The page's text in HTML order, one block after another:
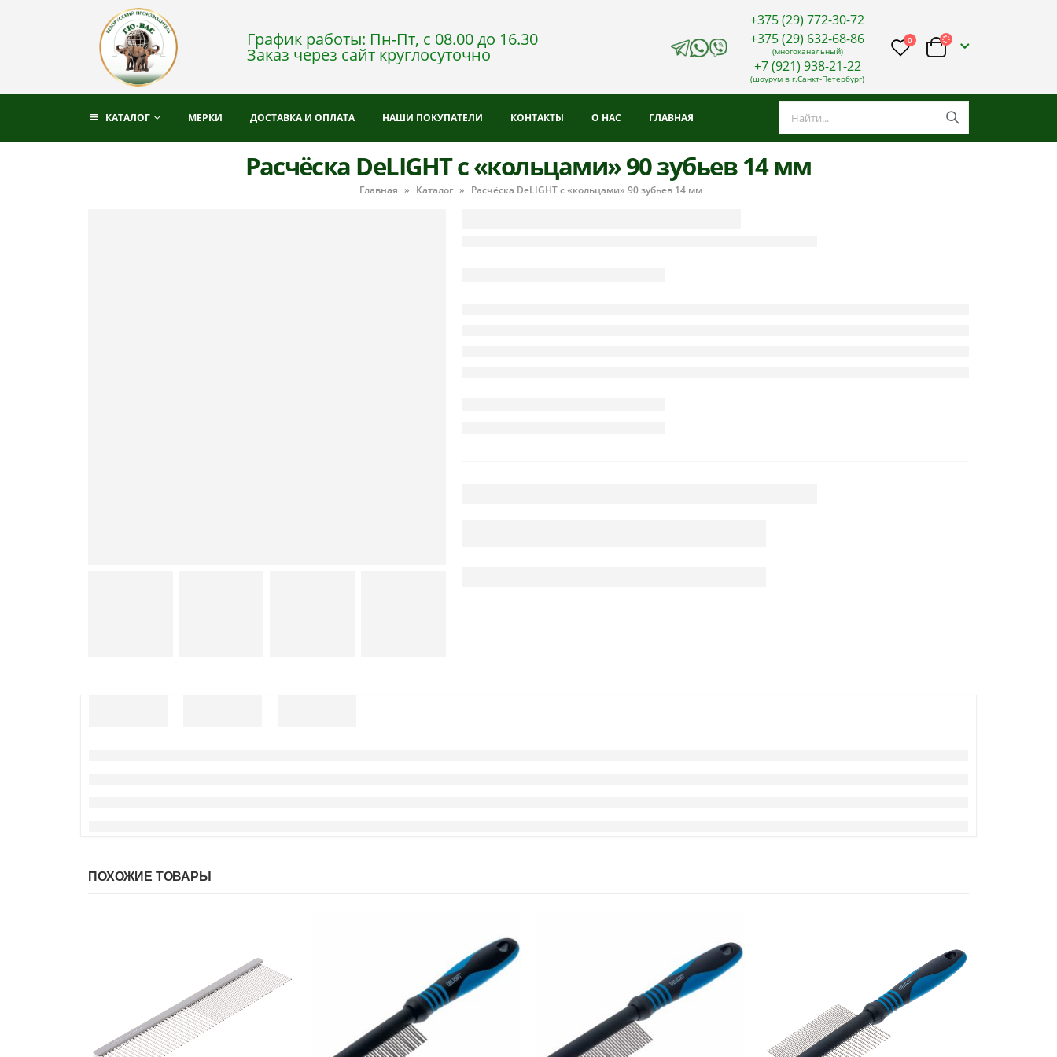
График работы: Пн-Пт, с 08.00 до 16.30
Заказ через сайт круглосуточно
+375 (29) 772-30-72
+375 (29) 632-68-86
(многоканальный)
+7 (921) 938-21-22
(шоурум в г.Санкт-Петербург)
0
КАТАЛОГ МЕРКИ ДОСТАВКА И ОПЛАТА НАШИ ПОКУПАТЕЛИ КОНТАКТЫ О НАС ГЛАВНАЯ
Расчёска DeLIGHT с «кольцами» 90 зубьев 14 мм
Главная » Каталог » Расчёска DeLIGHT с «кольцами» 90 зубьев 14 мм
ПОХОЖИЕ ТОВАРЫ